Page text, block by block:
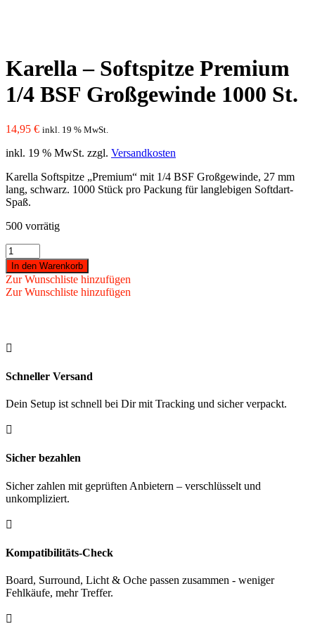
Karella – Softspitze Premium
1/4 BSF Großgewinde 1000 St.
14,95 € inkl. 19 % MwSt.
inkl. 19 % MwSt. zzgl. Versandkosten
Karella Softspitze „Premium“ mit 1/4 BSF Großgewinde, 27 mm
lang, schwarz. 1000 Stück pro Packung für langlebigen Softdart-
Spaß.
500 vorrätig
Karella
-
Softspitze
Premium
1/4
St.
In den Warenkorb
Zur Wunschliste hinzufügen
Zur Wunschliste hinzufügen

Schneller Versand
Dein Setup ist schnell bei Dir mit Tracking und sicher verpackt.

Sicher bezahlen
Sicher zahlen mit geprüften Anbietern – verschlüsselt und
unkompliziert.

Kompatibilitäts-Check
Board, Surround, Licht & Oche passen zusammen - weniger
Fehlkäufe, mehr Treffer.
